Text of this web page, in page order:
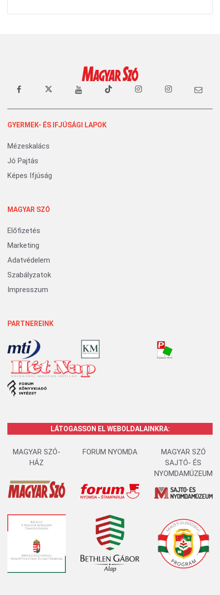
GYERMEK- ÉS IFJÚSÁGI LAPOK
Mézeskalács
Jó Pajtás
Képes Ifjúság
MAGYAR SZÓ
Előfizetés
Marketing
Adatvédelem
Szabályzatok
Impresszum
PARTNEREINK
LÁTOGASSON EL WEBOLDALAINKRA:
MAGYAR SZÓ-
HÁZ
FORUM NYOMDA
MAGYAR SZÓ
SAJTÓ- ÉS
NYOMDAMÚZEUM